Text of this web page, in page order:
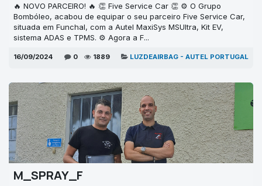
🔥 NOVO PARCEIRO! 🔥 👏 Five Service Car 👏 ⚙ O Grupo
Bombóleo, acabou de equipar o seu parceiro Five Service Car,
situada em Funchal, com a Autel MaxiSys MSUltra, Kit EV,
sistema ADAS e TPMS. ⚙ Agora a F...
16/09/2024 0 1889 LUZDEAIRBAG - AUTEL PORTUGAL
M_SPRAY_F